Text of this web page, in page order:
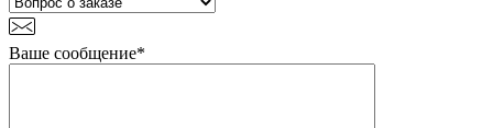
Ваше сообщение*